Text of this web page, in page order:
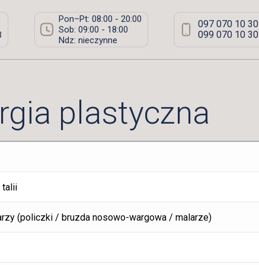
Pon–Pt: 08:00 - 20:00
Sob: 09:00 - 18:00
Ndz: nieczynne
097 070 10 30
099 070 10 30
plastyczna
talii
(policzki / bruzda nosowo-wargowa / malarze)